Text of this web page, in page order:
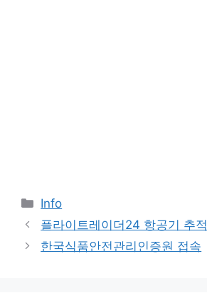
Categories
Info
플라이트레이더24 항공기 추적
한국식품안전관리인증원 접속